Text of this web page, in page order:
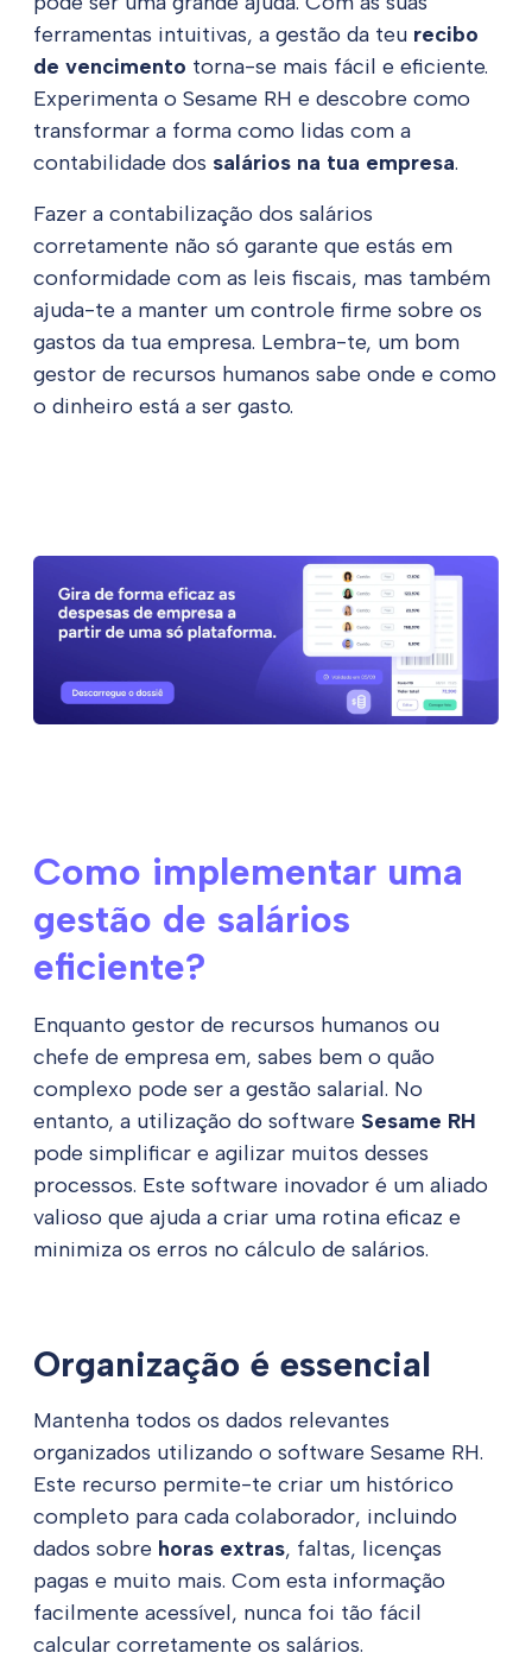
ferramentas intuitivas, a gestão da teu recibo
de vencimento torna-se mais fácil e eficiente.
Experimenta o Sesame RH e descobre como
transformar a forma como lidas com a
contabilidade dos salários na tua empresa.
Fazer a contabilização dos salários
corretamente não só garante que estás em
conformidade com as leis fiscais, mas também
ajuda-te a manter um controle firme sobre os
gastos da tua empresa. Lembra-te, um bom
gestor de recursos humanos sabe onde e como
o dinheiro está a ser gasto.
Como implementar uma
gestão de salários
eficiente?
Enquanto gestor de recursos humanos ou
chefe de empresa em, sabes bem o quão
complexo pode ser a gestão salarial. No
entanto, a utilização do software Sesame RH
pode simplificar e agilizar muitos desses
processos. Este software inovador é um aliado
valioso que ajuda a criar uma rotina eficaz e
minimiza os erros no cálculo de salários.
Organização é essencial
Mantenha todos os dados relevantes
organizados utilizando o software Sesame RH.
Este recurso permite-te criar um histórico
completo para cada colaborador, incluindo
dados sobre horas extras, faltas, licenças
pagas e muito mais. Com esta informação
facilmente acessível, nunca foi tão fácil
calcular corretamente os salários.